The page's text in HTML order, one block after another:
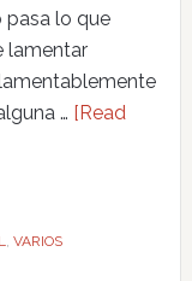
pasa lo que
lamentar
… [Read
VARIOS